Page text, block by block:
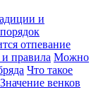
и
отпевание
правила Можно
Что такое
Значение венков